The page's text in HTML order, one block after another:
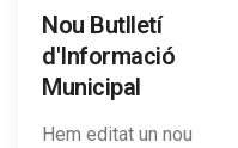
Nou Butlletí
d'Informació
Municipal
Hem editat un nou